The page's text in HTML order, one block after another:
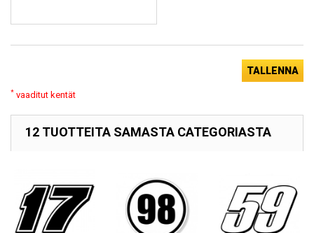
TALLENNA
* vaaditut kentät
12 TUOTTEITA SAMASTA CATEGORIASTA